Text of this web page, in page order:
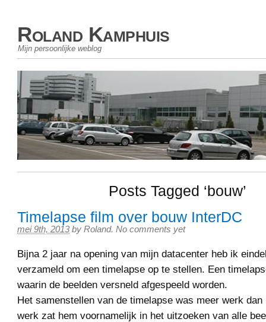
Roland Kamphuis
Mijn persoonlijke weblog
Posts Tagged ‘bouw’
Timelapse film over bouw InterDC
mei 9th, 2013 by Roland. No comments yet
Bijna 2 jaar na opening van mijn datacenter heb ik
verzameld om een timelapse op te stellen. Een
waarin de beelden versneld afgespeeld worden.
Het samenstellen van de timelapse was meer werk
werk zat hem voornamelijk in het uitzoeken van alle